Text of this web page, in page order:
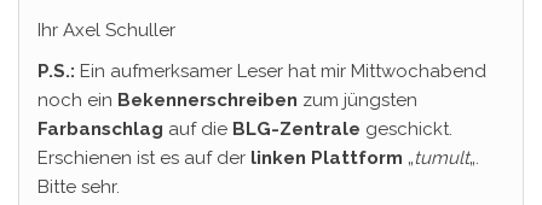
Ihr Axel Schuller
P.S.: Ein aufmerksamer Leser hat mir Mittwochabend
noch ein Bekennerschreiben zum jüngsten
Farbanschlag auf die BLG-Zentrale geschickt.
Erschienen ist es auf der linken Plattform „tumult„.
Bitte sehr.